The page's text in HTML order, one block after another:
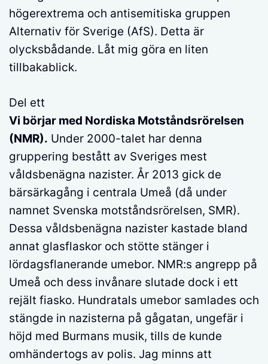
högerextrema och antisemitiska gruppen
Alternativ för Sverige (AfS). Detta är
olycksbådande. Låt mig göra en liten
tillbakablick.
Del ett
Vi börjar med Nordiska Motståndsrörelsen
(NMR). Under 2000-talet har denna
gruppering bestått av Sveriges mest
våldsbenägna nazister. År 2013 gick de
bärsärkagång i centrala Umeå (då under
namnet Svenska motståndsrörelsen, SMR).
Dessa våldsbenägna nazister kastade bland
annat glasflaskor och stötte stänger i
lördagsflanerande umebor. NMR:s angrepp på
Umeå och dess invånare slutade dock i ett
rejält fiasko. Hundratals umebor samlades och
stängde in nazisterna på gågatan, ungefär i
höjd med Burmans musik, tills de kunde
omhändertogs av polis. Jag minns att